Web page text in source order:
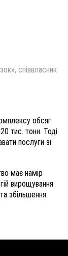
співвласник
обсяг
тис. тонн. Тоді
послуги зі
має намір
вирощування
збільшення